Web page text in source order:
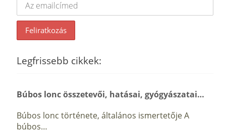
Legfrissebb cikkek:
Búbos lonc összetevői, hatásai, gyógyászatai…
Búbos lonc története, általános ismertetője A
búbos…